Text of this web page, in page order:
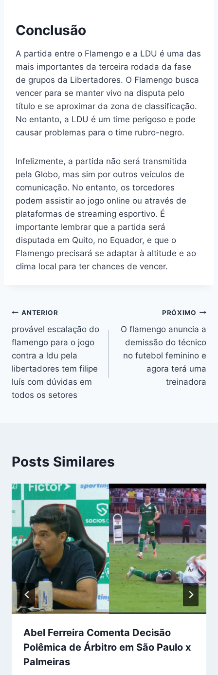
Conclusão
A partida entre o Flamengo e a LDU é uma das
mais importantes da terceira rodada da fase
de grupos da Libertadores. O Flamengo busca
vencer para se manter vivo na disputa pelo
título e se aproximar da zona de classificação.
No entanto, a LDU é um time perigoso e pode
causar problemas para o time rubro-negro.
Infelizmente, a partida não será transmitida
pela Globo, mas sim por outros veículos de
comunicação. No entanto, os torcedores
podem assistir ao jogo online ou através de
plataformas de streaming esportivo. É
importante lembrar que a partida será
disputada em Quito, no Equador, e que o
Flamengo precisará se adaptar à altitude e ao
clima local para ter chances de vencer.
Navegação
de
Post
ANTERIOR
provável escalação do
flamengo para o jogo
contra a ldu pela
libertadores tem filipe
luís com dúvidas em
todos os setores
PRÓXIMO
O flamengo anuncia a
demissão do técnico
no futebol feminino e
agora terá uma
treinadora
Posts Similares
Abel Ferreira Comenta Decisão
Polêmica de Árbitro em São Paulo x
Palmeiras